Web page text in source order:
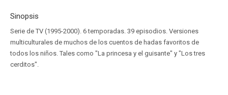
Sinopsis
Serie de TV (1995-2000). 6 temporadas. 39 episodios. Versiones
multiculturales de muchos de los cuentos de hadas favoritos de
todos los niños. Tales como "La princesa y el guisante" y "Los tres
cerditos".